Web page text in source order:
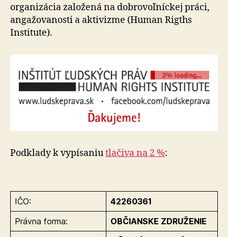
práv
organizácia založená na dobrovoľníckej práci,
angažovanosti a aktivizme (Human Rigths
Institute).
Podklady k vypísaniutlačiva na 2 %:
IČO:
42260361
Právna forma:
OBČIANSKE ZDRUŽENIE